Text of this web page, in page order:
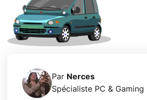
Par Nerces
Spécialiste PC & Gaming